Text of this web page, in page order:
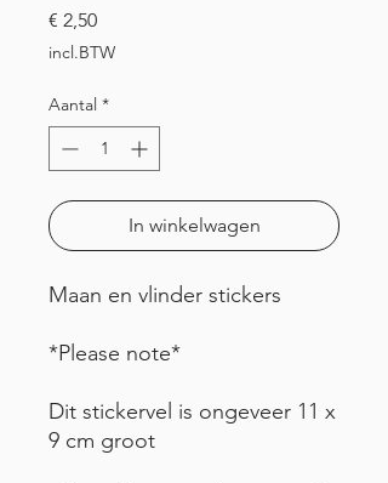
€ 2,50Prijs
incl.BTW
Aantal *
In winkelwagen
Maan en vlinder stickers
*Please note*
Dit stickervel is ongeveer 11 x
9 cm groot